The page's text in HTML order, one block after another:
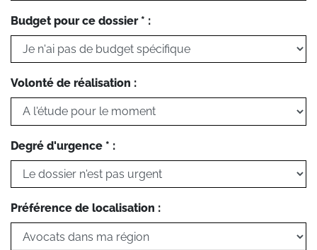
Budget pour ce dossier * :
Volonté de réalisation :
Degré d'urgence * :
Préférence de localisation :